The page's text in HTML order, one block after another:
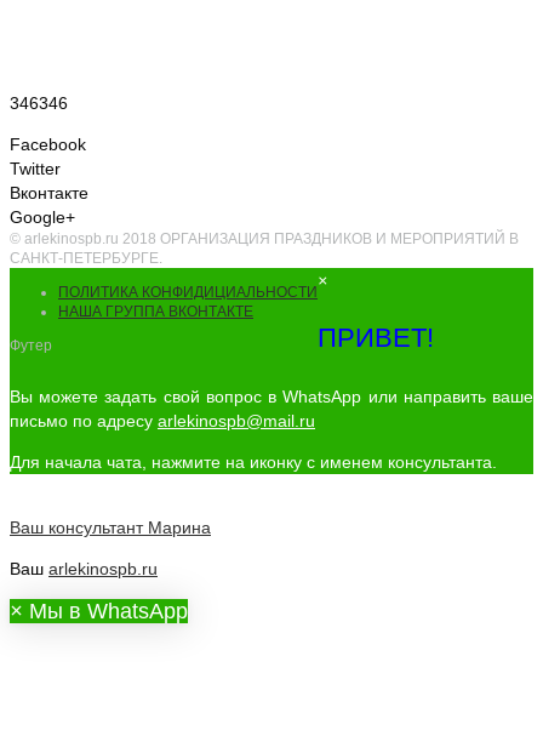
346346
Facebook
Twitter
Вконтакте
Google+
© arlekinospb.ru 2018 ОРГАНИЗАЦИЯ ПРАЗДНИКОВ И МЕРОПРИЯТИЙ В
САНКТ-ПЕТЕРБУРГЕ.
ПОЛИТИКА КОНФИДИЦИАЛЬНОСТИ
НАША ГРУППА ВКОНТАКТЕ
Футер
×
ПРИВЕТ!
Вы можете задать свой вопрос в WhatsApp или направить ваше
письмо по адресу arlekinospb@mail.ru
Для начала чата, нажмите на иконку с именем консультанта.
Ваш консультант Марина
Ваш arlekinospb.ru
× Мы в WhatsApp